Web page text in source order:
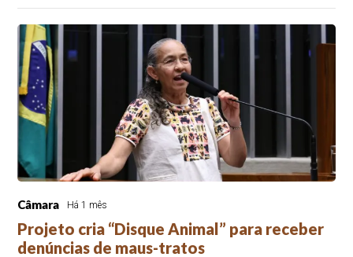
Câmara Há 1 mês
Projeto cria “Disque Animal” para receber
denúncias de maus-tratos